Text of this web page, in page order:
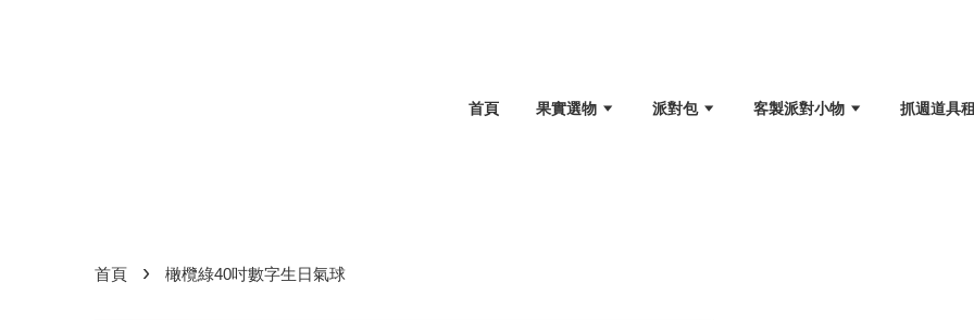
首頁 果實選物 派對包 客製派對小物 抓週道具
首頁 › 橄欖綠40吋數字生日氣球